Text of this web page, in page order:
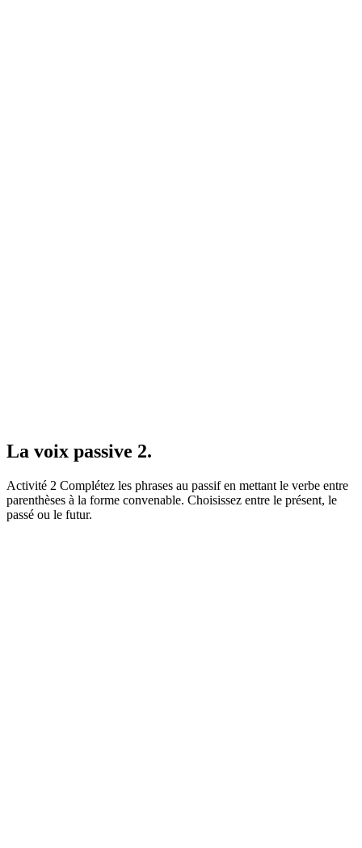
La voix passive 2.
Activité 2 Complétez les phrases au passif en mettant le verbe entre
parenthèses à la forme convenable. Choisissez entre le présent, le
passé ou le futur.